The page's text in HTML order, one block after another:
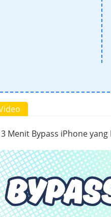
Menit Bypass iPhone